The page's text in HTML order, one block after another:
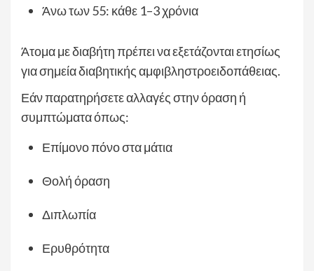
Άνω των 55: κάθε 1–3 χρόνια
Άτομα με διαβήτη πρέπει να εξετάζονται ετησίως
για σημεία διαβητικής αμφιβληστροειδοπάθειας.
Εάν παρατηρήσετε αλλαγές στην όραση ή
συμπτώματα όπως:
Επίμονο πόνο στα μάτια
Θολή όραση
Διπλωπία
Ερυθρότητα